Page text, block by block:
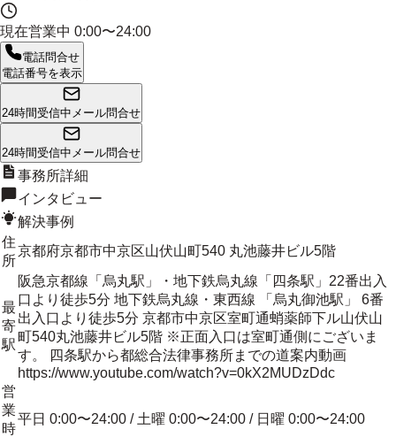
現在営業中 0:00〜24:00
電話問合せ
電話番号を表示
24時間受信中 メール問合せ
24時間受信中 メール問合せ
事務所詳細
インタビュー
解決事例
住
所
京都府京都市中京区山伏山町540 丸池藤井ビル5階
最
寄
駅
阪急京都線「烏丸駅」・地下鉄烏丸線「四条駅」22番出入
口より徒歩5分 地下鉄烏丸線・東西線 「烏丸御池駅」 6番
出入口より徒歩5分 京都市中京区室町通蛸薬師下ル山伏山
町540丸池藤井ビル5階 ※正面入口は室町通側にございま
す。 四条駅から都総合法律事務所までの道案内動画
https://www.youtube.com/watch?v=0kX2MUDzDdc
営
業
時
平日 0:00〜24:00 / 土曜 0:00〜24:00 / 日曜 0:00〜24:00